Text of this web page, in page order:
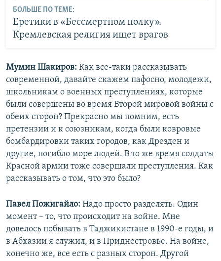
БОЛЬШЕ ПО ТЕМЕ:
Еретики в «Бессмертном полку».
Кремлевская религия ищет врагов
Мумин Шакиров: Как все-таки рассказывать
современной, давайте скажем пафосно, молодежи,
школьникам о военных преступлениях, которые
были совершены во время Второй мировой войны с
обеих сторон? Прекрасно мы помним, есть
претензии и к союзникам, когда были ковровые
бомбардировки таких городов, как Дрезден и
другие, погибло море людей. В то же время солдаты
Красной армии тоже совершали преступления. Как
рассказывать о том, что это было?
Павел Пожигайло: Надо просто разделять. Один
момент – то, что происходит на войне. Мне
довелось побывать в Таджикистане в 1990-е годы, и
в Абхазии я служил, и в Приднестровье. На войне,
конечно же, все есть с разных сторон. Другой